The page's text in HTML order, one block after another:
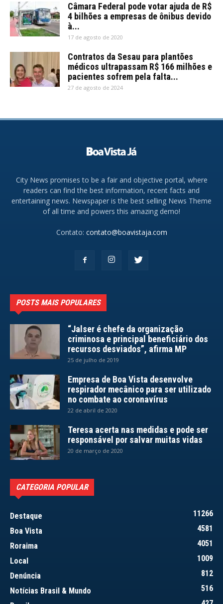
Câmara Federal pode votar ajuda de R$
4 bilhões a empresas de ônibus devido
à...
17 de agosto de 2020
Contratos da Sesau para plantões
médicos ultrapassam R$ 166 milhões e
pacientes sofrem pela falta...
27 de agosto de 2024
City News promises to be a fair and objective portal, where
readers can find the best information, recent facts and
entertaining news. Newspaper is the best selling News Theme
of all time and powers this amazing demo!
Contato: contato@boavistaja.com
POSTS MAIS POPULARES
“Jalser é chefe da organização
criminosa e principal beneficiário dos
recursos desviados”, afirma MP
25 de julho de 2019
Empresa de Boa Vista desenvolve
respirador mecânico para ser utilizado
no combate ao coronavírus
22 de abril de 2020
Teresa acerta nas medidas e pode ser
responsável por salvar muitas vidas
20 de março de 2020
CATEGORIA POPULAR
Destaque
11266
Boa Vista
4581
Roraima
4051
Local
1009
Denúncia
812
Notícias Brasil & Mundo
516